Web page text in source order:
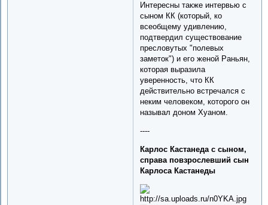
Интересны также интервью с
сыном КК (который, ко
всеобщему удивлению,
подтвердил существование
пресловутых "полевых
заметок") и его женой Раньян,
которая выразила
уверенность, что КК
действительно встречался с
неким человеком, которого он
называл доном Хуаном.
----
Карлос Кастанеда с сыном,
справа повзрослевший сын
Карлоса Кастанеды